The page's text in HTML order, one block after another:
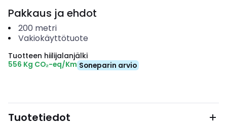
Pakkaus ja ehdot
200 metri
Vakiokäyttötuote
Tuotteen hiilijalanjälki
556 Kg CO₂-eq/Km Soneparin arvio
Tuotetiedot